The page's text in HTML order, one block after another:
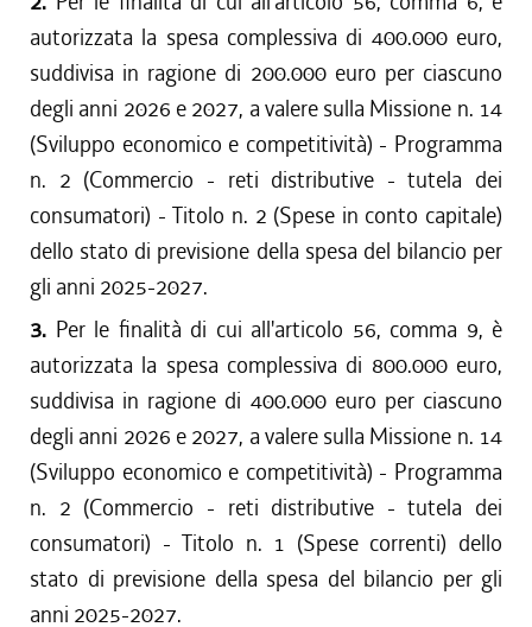
autorizzata la spesa complessiva di 400.000 euro,
suddivisa in ragione di 200.000 euro per ciascuno
degli anni 2026 e 2027, a valere sulla Missione n. 14
(Sviluppo economico e competitività) - Programma
n. 2 (Commercio - reti distributive - tutela dei
consumatori) - Titolo n. 2 (Spese in conto capitale)
dello stato di previsione della spesa del bilancio per
gli anni 2025-2027.
3. Per le finalità di cui all'articolo 56, comma 9, è
autorizzata la spesa complessiva di 800.000 euro,
suddivisa in ragione di 400.000 euro per ciascuno
degli anni 2026 e 2027, a valere sulla Missione n. 14
(Sviluppo economico e competitività) - Programma
n. 2 (Commercio - reti distributive - tutela dei
consumatori) - Titolo n. 1 (Spese correnti) dello
stato di previsione della spesa del bilancio per gli
anni 2025-2027.